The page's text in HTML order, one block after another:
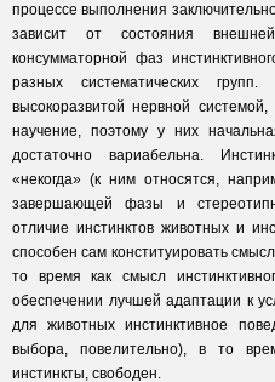
процессе выполнения
зависит от состояния
консумматорной фаз
разных систематических
высокоразвитой нервной
научение, поэтому у них
достаточно вариабельна.
«некогда» (к ним относятся,
завершающей фазы и
отличие инстинктов животных и
способен сам конституировать
то время как смысл
обеспечении лучшей адаптации к
для животных инстинктивное
выбора, повелительно), в то
инстинкты, свободен.